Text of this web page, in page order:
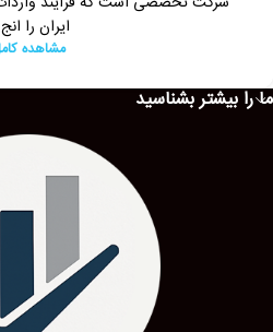
ایران را
مشاهده
ما را بیشتر بشناسید